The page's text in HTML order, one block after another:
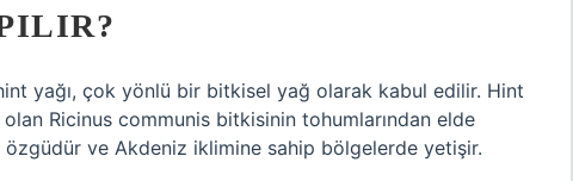
yağı, çok yönlü bir bitkisel yağ olarak kabul edilir. Hint
Ricinus communis bitkisinin tohumlarından elde
özgüdür ve Akdeniz iklimine sahip bölgelerde yetişir.